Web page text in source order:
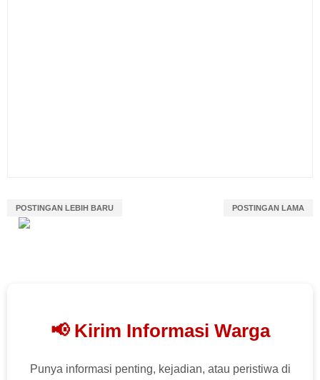
POSTINGAN LEBIH BARU POSTINGAN LAMA
📢 Kirim Informasi Warga
Punya informasi penting, kejadian, atau peristiwa di